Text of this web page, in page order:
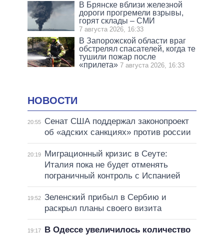
В Брянске вблизи железной
дороги прогремели взрывы,
горят склады – СМИ
7 августа 2026, 16:33
В Запорожской области враг
обстрелял спасателей, когда те
тушили пожар после
«прилета» 7 августа 2026, 16:33
НОВОСТИ
20:55
Сенат США поддержал законопроект
об «адских санкциях» против россии
20:19
Миграционный кризис в Сеуте:
Италия пока не будет отменять
пограничный контроль с Испанией
19:52 Зеленский прибыл в Сербию и
раскрыл планы своего визита
19:17
В Одессе увеличилось количество